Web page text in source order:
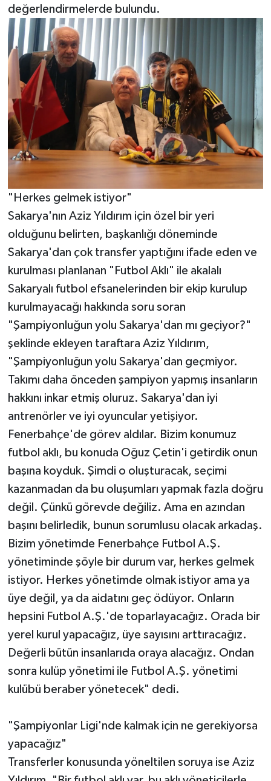
değerlendirmelerde bulundu.
"Herkes gelmek istiyor"
Sakarya'nın Aziz Yıldırım için özel bir yeri
olduğunu belirten, başkanlığı döneminde
Sakarya'dan çok transfer yaptığını ifade eden ve
kurulması planlanan "Futbol Aklı" ile akalalı
Sakaryalı futbol efsanelerinden bir ekip kurulup
kurulmayacağı hakkında soru soran
"Şampiyonluğun yolu Sakarya'dan mı geçiyor?"
şeklinde ekleyen taraftara Aziz Yıldırım,
"Şampiyonluğun yolu Sakarya'dan geçmiyor.
Takımı daha önceden şampiyon yapmış insanların
hakkını inkar etmiş oluruz. Sakarya'dan iyi
antrenörler ve iyi oyuncular yetişiyor.
Fenerbahçe'de görev aldılar. Bizim konumuz
futbol aklı, bu konuda Oğuz Çetin'i getirdik onun
başına koyduk. Şimdi o oluşturacak, seçimi
kazanmadan da bu oluşumları yapmak fazla doğru
değil. Çünkü görevde değiliz. Ama en azından
başını belirledik, bunun sorumlusu olacak arkadaş.
Bizim yönetimde Fenerbahçe Futbol A.Ş.
yönetiminde şöyle bir durum var, herkes gelmek
istiyor. Herkes yönetimde olmak istiyor ama ya
üye değil, ya da aidatını geç ödüyor. Onların
hepsini Futbol A.Ş.'de toparlayacağız. Orada bir
yerel kurul yapacağız, üye sayısını arttıracağız.
Değerli bütün insanlarıda oraya alacağız. Ondan
sonra kulüp yönetimi ile Futbol A.Ş. yönetimi
kulübü beraber yönetecek" dedi.
"Şampiyonlar Ligi'nde kalmak için ne gerekiyorsa
yapacağız"
Transferler konusunda yöneltilen soruya ise Aziz